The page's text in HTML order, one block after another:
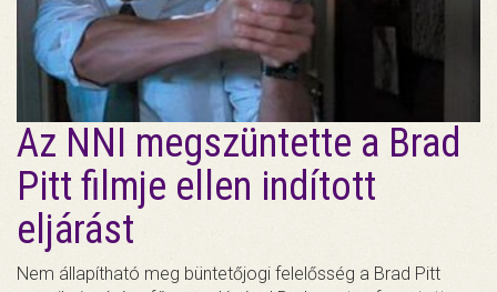
Az NNI megszüntette a Brad
Pitt filmje ellen indított
eljárást
Nem állapítható meg büntetőjogi felelősség a Brad Pitt